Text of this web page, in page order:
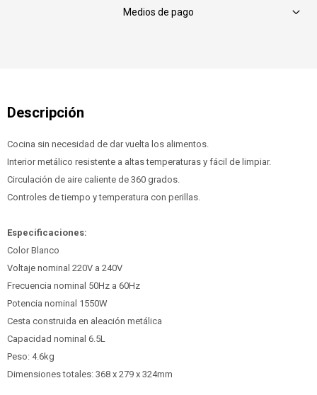
Medios de pago
Cocina sin necesidad de dar vuelta los alimentos.
Interior metálico resistente a altas temperaturas y fácil de limpiar.
Circulación de aire caliente de 360 grados.
Controles de tiempo y temperatura con perillas.
Especificaciones:
Color Blanco
Voltaje nominal 220V a 240V
Frecuencia nominal 50Hz a 60Hz
Potencia nominal 1550W
Cesta construida en aleación metálica
Capacidad nominal 6.5L
Peso: 4.6kg
Dimensiones totales: 368 x 279 x 324mm